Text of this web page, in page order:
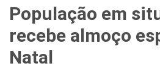
População em
recebe almoço
Natal